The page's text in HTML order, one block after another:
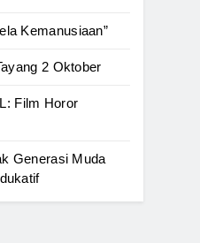
Kemanusiaan”
2 Oktober
Film Horor
Generasi Muda